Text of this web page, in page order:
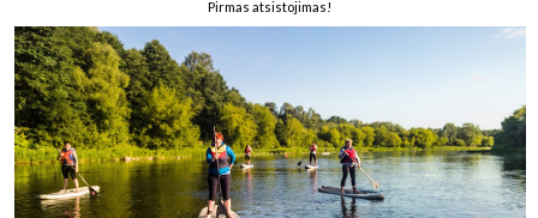
Pirmas atsistojimas!